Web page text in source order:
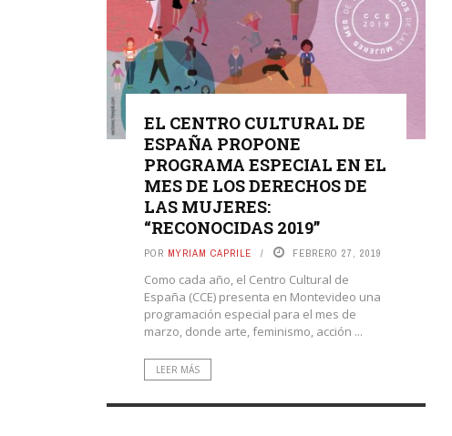
EL CENTRO CULTURAL DE
ESPAÑA PROPONE
PROGRAMA ESPECIAL EN EL
MES DE LOS DERECHOS DE
LAS MUJERES:
“RECONOCIDAS 2019”
POR MYRIAM CAPRILE FEBRERO 27, 2019
Como cada año, el Centro Cultural de
España (CCE) presenta en Montevideo una
programación especial para el mes de
marzo, donde arte, feminismo, acción ...
LEER MÁS